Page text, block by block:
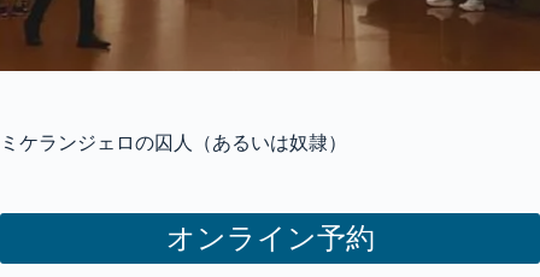
ミケランジェロの囚人（あるいは奴隷）
オンライン予約